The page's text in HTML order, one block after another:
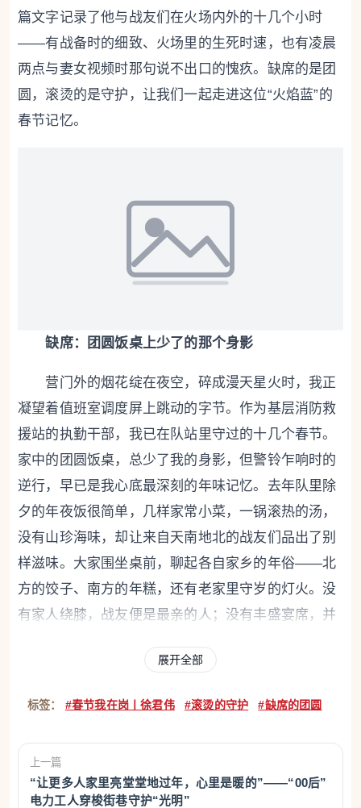
篇文字记录了他与战友们在火场内外的十几个小时
——有战备时的细致、火场里的生死时速，也有凌晨
两点与妻女视频时那句说不出口的愧疚。缺席的是团
圆，滚烫的是守护，让我们一起走进这位“火焰蓝”的
春节记忆。
缺席：团圆饭桌上少了的那个身影
营门外的烟花绽在夜空，碎成漫天星火时，我正
凝望着值班室调度屏上跳动的字节。作为基层消防救
援站的执勤干部，我已在队站里守过的十几个春节。
家中的团圆饭桌，总少了我的身影，但警铃乍响时的
逆行，早已是我心底最深刻的年味记忆。去年队里除
夕的年夜饭很简单，几样家常小菜，一锅滚热的汤，
没有山珍海味，却让来自天南地北的战友们品出了别
样滋味。大家围坐桌前，聊起各自家乡的年俗——北
方的饺子、南方的年糕，还有老家里守岁的灯火。没
有家人绕膝，战友便是最亲的人；没有丰盛宴席，并
欢声笑语，我们已将出警装备穿戴妥当。头盔搁在手
边，战斗服的拉链拉至胸前，每一处细节都严丝合
缝。“站长，再核对一遍备用水带和随车器材？”站长
展开全部
标签： #春节我在岗丨徐君伟 #滚烫的守护 #缺席的团圆
上一篇
“让更多人家里亮堂堂地过年，心里是暖的”——“00后”
电力工人穿梭街巷守护“光明”